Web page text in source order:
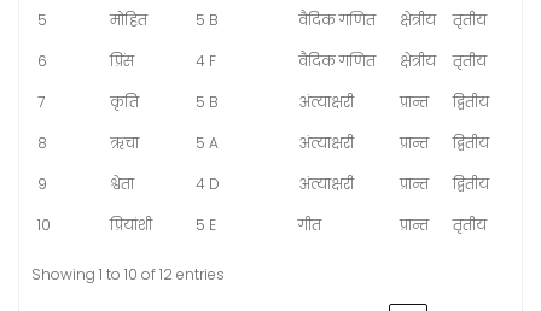
5
मोहित 5 B वैदिक गणित क्षेत्रीय
तृतीय
6
प्रिंस 4 F वैदिक गणित क्षेत्रीय
तृतीय
7
कृति 5 B अंत्याक्षरी प्रान्त
द्वितीय
8
ऋचा 5 A अंत्याक्षरी प्रान्त
द्वितीय
9
श्वेता 4 D अंत्याक्षरी प्रान्त
द्वितीय
10
प्रियांशी 5 E गीत प्रान्त तृतीय
Showing 1 to 10 of 12 entries